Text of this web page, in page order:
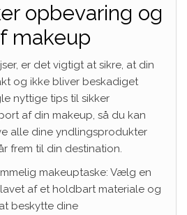
opbevaring og
makeup
er det vigtigt at sikre, at din
og ikke bliver beskadiget
nyttige tips til sikker
af din makeup, så du kan
alle dine yndlingsprodukter
frem til din destination.
makeuptaske: Vælg en
af et holdbart materiale og
beskytte dine